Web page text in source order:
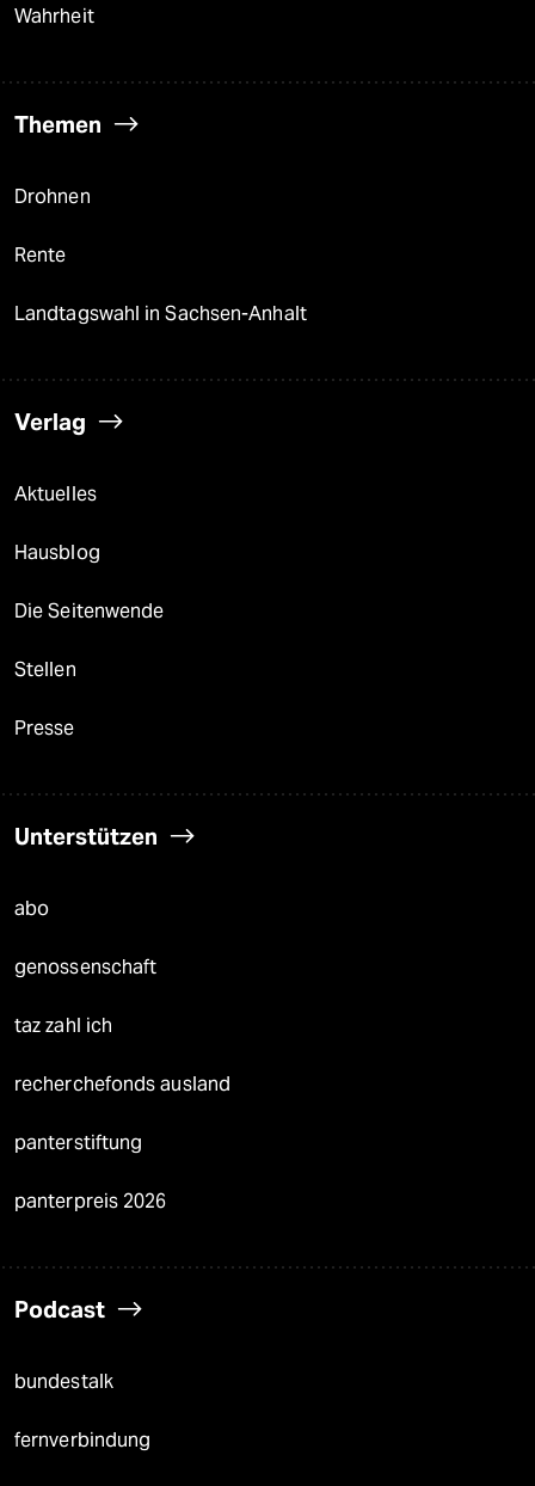
Wahrheit
Themen
Drohnen
Rente
Landtagswahl in Sachsen-Anhalt
Verlag
Aktuelles
Hausblog
Die Seitenwende
Stellen
Presse
Unterstützen
abo
genossenschaft
taz zahl ich
recherchefonds ausland
panterstiftung
panterpreis 2026
Podcast
bundestalk
fernverbindung